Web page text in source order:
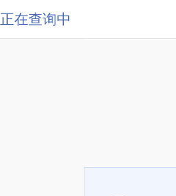
正在查询中